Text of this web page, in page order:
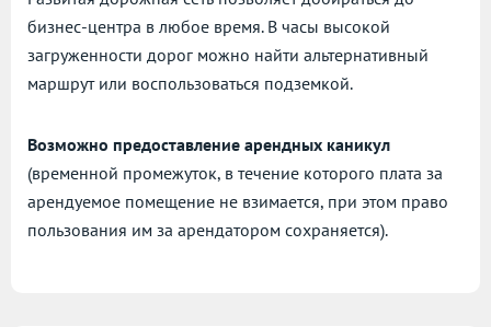
бизнес-центра в любое время. В часы высокой
загруженности дорог можно найти альтернативный
маршрут или воспользоваться подземкой.
Возможно предоставление арендных каникул
(временной промежуток, в течение которого плата за
арендуемое помещение не взимается, при этом право
пользования им за арендатором сохраняется).